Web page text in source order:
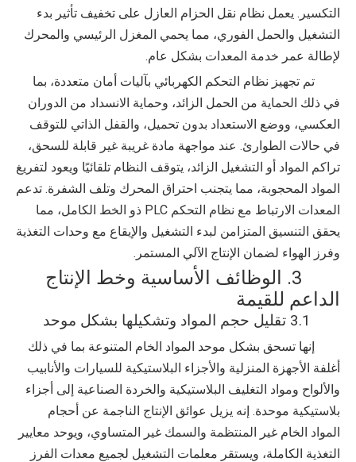
التكسير. يعمل نظام نقل الحزام العازل على تخفيف تأثير بدء
التشغيل والحمل الفوري، مما يحمي المغزل الرئيسي والمحرك
لإطالة عمر خدمة المعدات بشكل عام.
تم تجهيز نظام التحكم الكهربائي بآليات أمان متعددة، بما
في ذلك الحماية من الحمل الزائد، وحماية الانسداد من الدوران
العكسي، ووضع الاستعداد بدون تحميل، والقفل الذاتي للتوقف
في حالات الطوارئ. عند مواجهة مادة غريبة غير قابلة للسحق،
تراكم المواد أو التشغيل الزائد، يتوقف النظام تلقائيًا ويعود لتفريغ
المواد المحجوبة، مما يتجنب احتراق المحرك وتلف الشفرة. تدعم
المعدات الارتباط مع نظام التحكم PLC ذو الخط الكامل، مما
يحقق التنسيق المتزامن لبدء التشغيل والإيقاع مع وحدات التغذية
وفرز الهواء لضمان الإنتاج الآلي المستمر.
3. الوظائف الأساسية وخط الإنتاج
الداعم للقيمة
3.1 تقليل حجم المواد وتشكيلها بشكل موحد
إنها تسحق بشكل موحد المواد الخام المتنوعة بما في ذلك
أغلفة الأجهزة المنزلية والأجزاء البلاستيكية للسيارات والأنابيب
والألواح ومواد التغليف البلاستيكية والخردة الصناعية إلى أجزاء
بلاستيكية موحدة. إنه يزيل عوائق الإنتاج الناجمة عن أحجام
المواد الخام غير المنتظمة والسمك غير المتساوي، ويوحد معايير
التغذية الكاملة، ويستقر معلمات التشغيل لجميع معدات الفرز